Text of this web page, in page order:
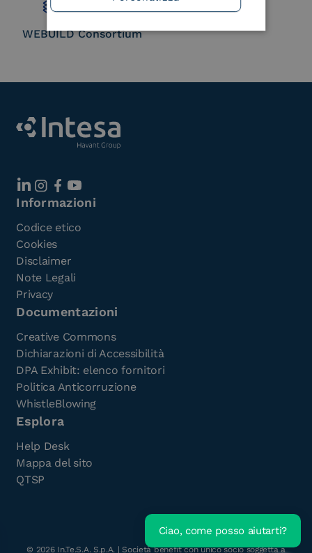
WEBUILD Consortium
Informazioni
Codice etico
Cookies
Disclaimer
Note Legali
Privacy
Documentazioni
Creative Commons
Dichiarazioni di Accessibilità
DPA Exhibit: elenco fornitori
Politica Anticorruzione
WhistleBlowing
Esplora
Help Desk
Mappa del sito
QTSP
© 2026In.Te.S.A. S.p.A. | Società benefit con unico socio soggetta a
Ciao, come posso aiutarti?